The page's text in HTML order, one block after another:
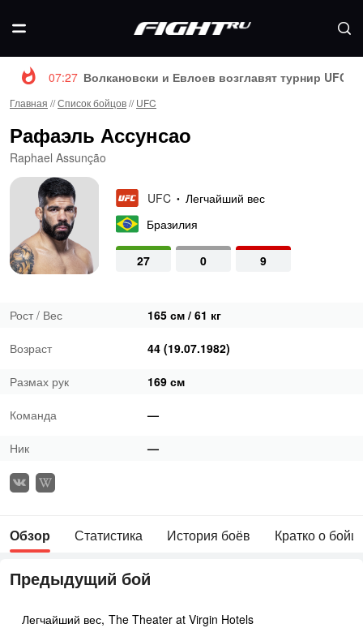
07:27 Волкановски и Евлоев возглавят турнир UFC
Главная //Список бойцов//UFC
Рафаэль Ассунсао
Raphael Assunção
UFC • Легчайший вес
Бразилия
27 0 9
Рост / Вес 165 см / 61 кг
Возраст 44 (19.07.1982)
Размах рук 169 см
Команда —
Ник —
Обзор Статистика История боёв Кратко о
Предыдущий бой
Легчайший вес, The Theater at Virgin Hotels